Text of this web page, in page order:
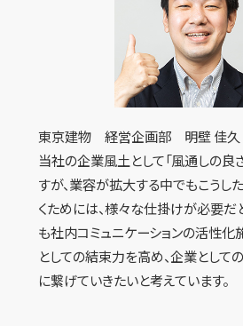
東京建物 経営企画部 明壁 佳久
当社の企業風土として「風通しの良
すが、業容が拡大する中でもこうし
くためには、様々な仕掛けが必要だ
も社内コミュニケーションの活性化
としての結束力を高め、企業として
に繋げていきたいと考えています。